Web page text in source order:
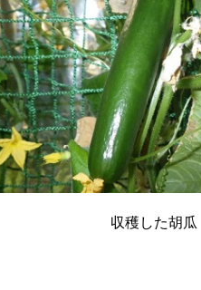
収穫した胡瓜